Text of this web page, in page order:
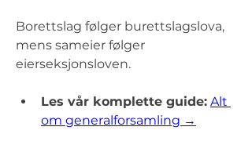
Borettslag følger burettslagslova,
mens sameier følger
eierseksjonsloven.
Les vår komplette guide: Alt
om generalforsamling →